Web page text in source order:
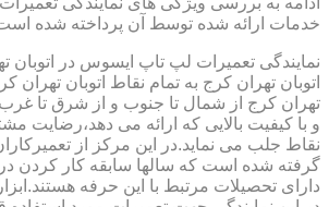
خدمات ارائه شده توسط آن پرداخته شده
نمایندگی تعمیرات لپ تاپ ایسوس در اتوبان
اتوبان تهران کرج به تمام نقاط اتوبان تهران
تهران کرج از شمال تا جنوب و از شرق تا
و با کیفیت بالایی که ارائه می دهد،رضایت
نقاط جلب می نماید.در این مرکز از
گرفته شده است که سالها سابقه کار کردن در
دارای تحصیلات مرتبط با این حرفه